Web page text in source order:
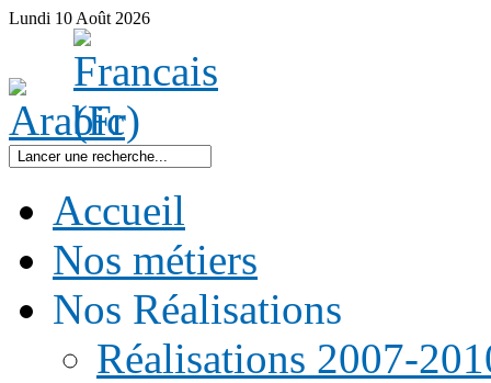
Lundi 10 Août 2026
Accueil
Nos métiers
Nos Réalisations
Réalisations 2007-